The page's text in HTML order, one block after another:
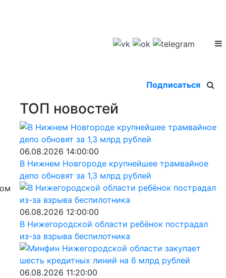
Подписаться
ТОП новостей
06.08.2026 14:00:00
В Нижнем Новгороде крупнейшее трамвайное
депо обновят за 1,3 млрд рублей
06.08.2026 12:00:00
В Нижегородской области ребёнок пострадал
из-за взрыва беспилотника
06.08.2026 11:20:00